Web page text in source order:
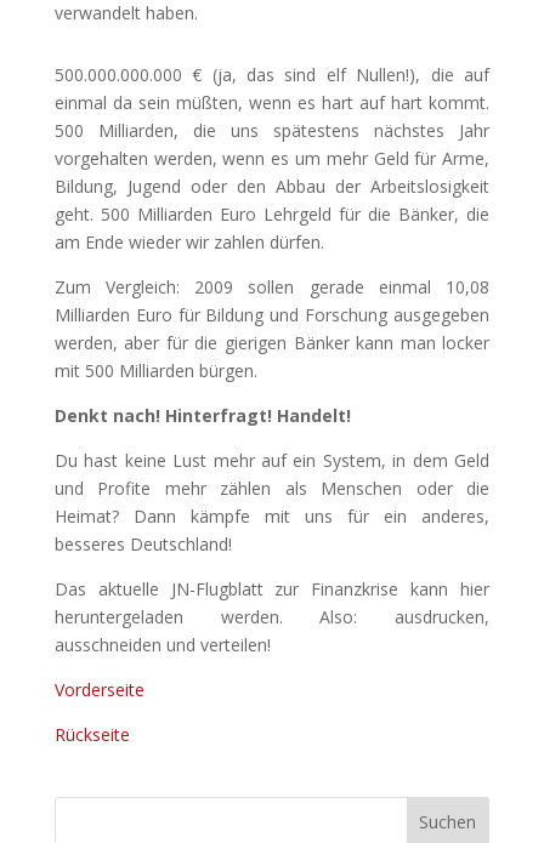
verwandelt haben.
500.000.000.000 € (ja, das sind elf Nullen!), die auf
einmal da sein müßten, wenn es hart auf hart kommt.
500 Milliarden, die uns spätestens nächstes Jahr
vorgehalten werden, wenn es um mehr Geld für Arme,
Bildung, Jugend oder den Abbau der Arbeitslosigkeit
geht. 500 Milliarden Euro Lehrgeld für die Bänker, die
am Ende wieder wir zahlen dürfen.
Zum Vergleich: 2009 sollen gerade einmal 10,08
Milliarden Euro für Bildung und Forschung ausgegeben
werden, aber für die gierigen Bänker kann man locker
mit 500 Milliarden bürgen.
Denkt nach! Hinterfragt! Handelt!
Du hast keine Lust mehr auf ein System, in dem Geld
und Profite mehr zählen als Menschen oder die
Heimat? Dann kämpfe mit uns für ein anderes,
besseres Deutschland!
Das aktuelle JN-Flugblatt zur Finanzkrise kann hier
heruntergeladen werden. Also: ausdrucken,
ausschneiden und verteilen!
Vorderseite
Rückseite